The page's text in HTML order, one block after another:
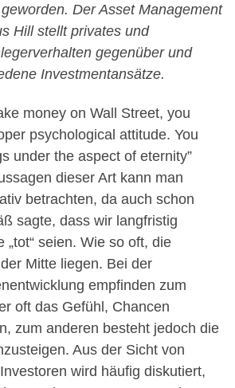
Der Asset Management
Hill stellt privates und
gegenüber und
Investmentansätze.
money on Wall Street, you
psychological attitude. You
under the aspect of eternity”
dieser Art kann man
betrachten, da auch schon
sagte, dass wir langfristig
„tot“ seien. Wie so oft, die
Mitte liegen. Bei der
empfinden zum
oft das Gefühl, Chancen
zum anderen besteht jedoch die
Aus der Sicht von
wird häufig diskutiert,